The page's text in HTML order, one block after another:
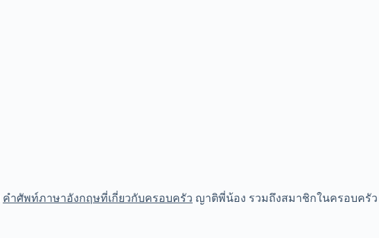
คำศัพท์ภาษาอังกฤษที่เกี่ยวกับครอบครัว ญาติพี่น้อง รวมถึงสมาชิกในครอบครัว